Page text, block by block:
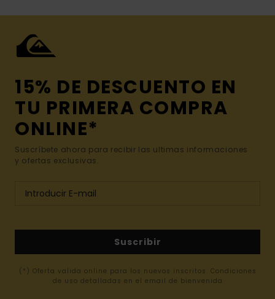
15% DE DESCUENTO EN
TU PRIMERA COMPRA
ONLINE*
Suscríbete ahora para recibir las ultimas informaciones
y ofertas exclusivas.
Suscribir
(*) Oferta valida online para los nuevos inscritos. Condiciones
de uso detalladas en el email de bienvenida